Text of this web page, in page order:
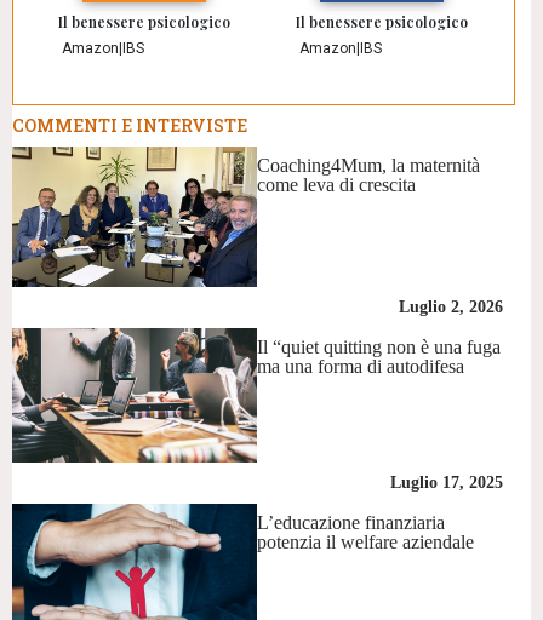
Il benessere psicologico
Amazon IBS
Il benessere psicologico
Amazon IBS
COMMENTI E INTERVISTE
Coaching4Mum, la maternità
come leva di crescita
Luglio 2, 2026
Il “quiet quitting non è una fuga
ma una forma di autodifesa
Luglio 17, 2025
L’educazione finanziaria
potenzia il welfare aziendale